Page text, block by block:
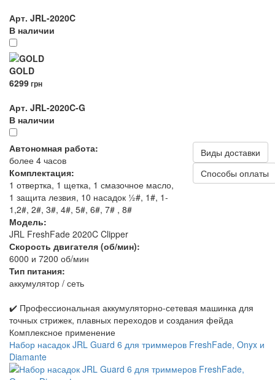
Арт. JRL-2020C
В наличии
GOLD
6299грн
Арт. JRL-2020C-G
В наличии
Автономная работа:
более 4 часов
Комплектация:
1 отвертка, 1 щетка, 1 смазочное масло,
1 защита лезвия, 10 насадок ½#, 1#, 1-
1,2#, 2#, 3#, 4#, 5#, 6#, 7# , 8#
Модель:
JRL FreshFade 2020C Clipper
Скорость двигателя (об/мин):
6000 и 7200 об/мин
Тип питания:
аккумулятор / сеть
Виды доставки
Способы оплаты
✔️ Профессиональная аккумуляторно-сетевая машинка для
точных стрижек, плавных переходов и создания фейда
Комплексное применение
Набор насадок JRL Guard 6 для триммеров FreshFade, Onyx и
Diamante